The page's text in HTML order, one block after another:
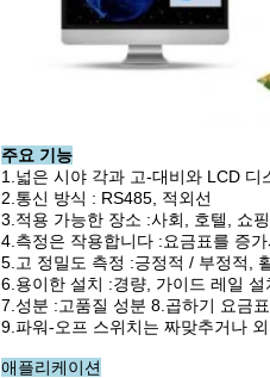
주요 기능
1.넓은 시야 각과 고-대비와 LCD 디
2.통신 방식 : RS485, 적외선
3.적용 가능한 장소 :사회, 호텔, 쇼
4.측정은 작용합니다 :요금표를 증
5.고 정밀도 측정 :긍정적 / 부정적,
6.용이한 설치 :경량, 가이드 레일
7.성분 :고품질 성분 8.곱하기 요금
9.파워-오프 스위치는 짜맞추거나
애플리케이션